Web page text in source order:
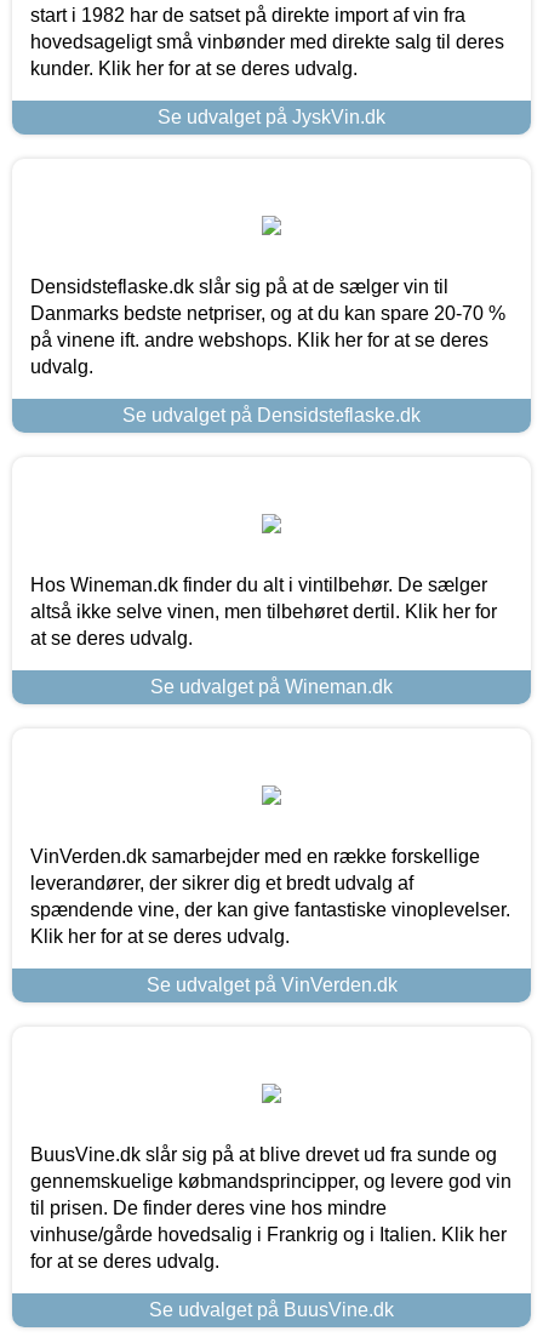
start i 1982 har de satset på direkte import af vin fra
hovedsageligt små vinbønder med direkte salg til deres
kunder. Klik her for at se deres udvalg.
Se udvalget på JyskVin.dk
Densidsteflaske.dk slår sig på at de sælger vin til
Danmarks bedste netpriser, og at du kan spare 20-70 %
på vinene ift. andre webshops. Klik her for at se deres
udvalg.
Se udvalget på Densidsteflaske.dk
Hos Wineman.dk finder du alt i vintilbehør. De sælger
altså ikke selve vinen, men tilbehøret dertil. Klik her for
at se deres udvalg.
Se udvalget på Wineman.dk
VinVerden.dk samarbejder med en række forskellige
leverandører, der sikrer dig et bredt udvalg af
spændende vine, der kan give fantastiske vinoplevelser.
Klik her for at se deres udvalg.
Se udvalget på VinVerden.dk
BuusVine.dk slår sig på at blive drevet ud fra sunde og
gennemskuelige købmandsprincipper, og levere god vin
til prisen. De finder deres vine hos mindre
vinhuse/gårde hovedsalig i Frankrig og i Italien. Klik her
for at se deres udvalg.
Se udvalget på BuusVine.dk